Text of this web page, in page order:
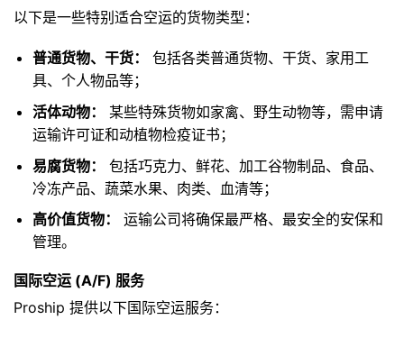
以下是一些特别适合空运的货物类型：
普通货物、干货：
包括各类普通货物、干货、家用工
具、个人物品等；
活体动物：
某些特殊货物如家禽、野生动物等，需申请
运输许可证和动植物检疫证书；
易腐货物：
包括巧克力、鲜花、加工谷物制品、食品、
冷冻产品、蔬菜水果、肉类、血清等；
高价值货物：
运输公司将确保最严格、最安全的安保和
管理。
国际空运 (A/F) 服务
Proship 提供以下国际空运服务：